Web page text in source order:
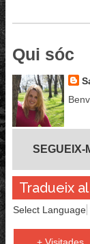
Qui sóc
SEGUEIX-
Tradueix
Select Language
+ Visitades